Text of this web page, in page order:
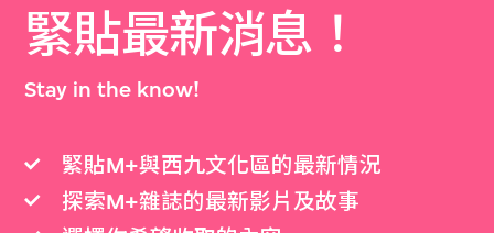
緊貼最新消息！
Stay in the know!
緊貼M+與西九文化區的最新情況
探索M+雜誌的最新影片及故事